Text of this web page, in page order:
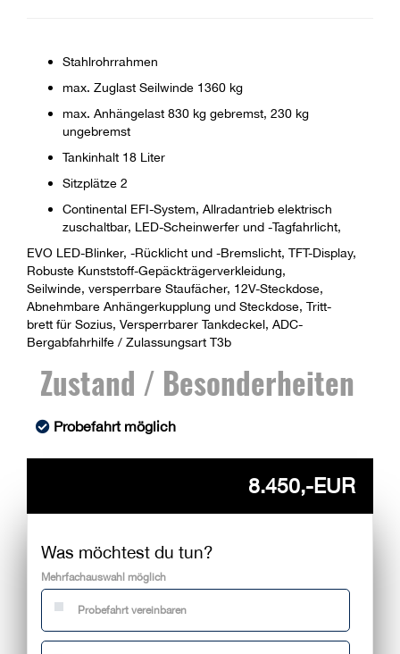
Stahlrohrrahmen
max. Zuglast Seilwinde 1360 kg
max. Anhängelast 830 kg gebremst, 230 kg
ungebremst
Tankinhalt 18 Liter
Sitzplätze 2
Continental EFI-System, Allradantrieb elektrisch
zuschaltbar, LED-Scheinwerfer und -Tagfahrlicht,
EVO LED-Blinker, -Rücklicht und -Bremslicht, TFT-Display,
Robuste Kunststoff-Gepäckträgerverkleidung,
Seilwinde, versperrbare Staufächer, 12V-Steckdose,
Abnehmbare Anhängerkupplung und Steckdose, Tritt-
brett für Sozius, Versperrbarer Tankdeckel, ADC-
Bergabfahrhilfe / Zulassungsart T3b
Zustand / Besonderheiten
Probefahrt möglich
8.450,-EUR
Was möchtest du tun?
Mehrfachauswahl möglich
Probefahrt vereinbaren